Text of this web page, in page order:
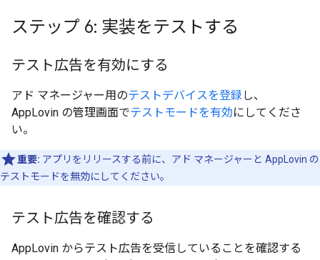
ステップ 6: 実装をテストする
テスト広告を有効にする
アド マネージャー用のテストデバイスを登録 し、
AppLovin の管理画面でテストモードを有効にしてくださ
い。
重要: アプリをリリースする前に、アド マネージャーと AppLovin の
テストモードを無効にしてください。
テスト広告を確認する
AppLovin からテスト広告を受信していることを確認する